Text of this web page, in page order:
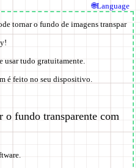
tornar o fundo de imagens transpar
usar tudo gratuitamente.
é feito no seu dispositivo.
o fundo transparente com
🌐Language